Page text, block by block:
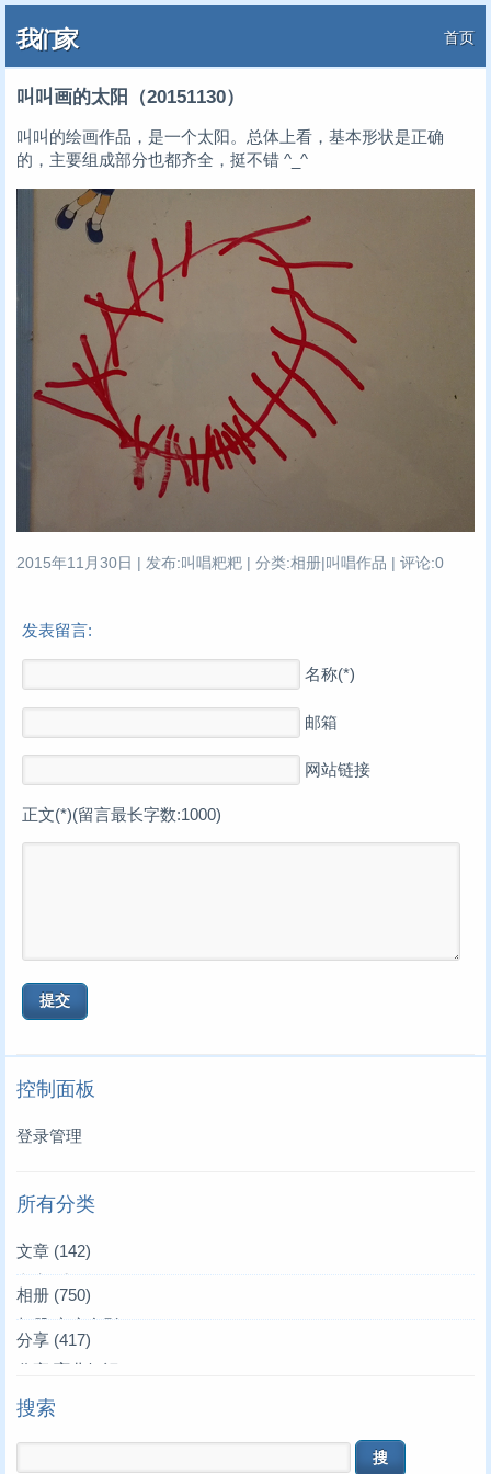
我们家 首页
叫叫画的太阳（20151130）
叫叫的绘画作品，是一个太阳。总体上看，基本形状是正确
的，主要组成部分也都齐全，挺不错 ^_^
2015年11月30日 | 发布:叫唱粑粑 | 分类:相册|叫唱作品 | 评论:0
发表留言:
名称(*)
邮箱
网站链接
正文(*)(留言最长字数:1000)
控制面板
登录管理
所有分类
文章 (142)
文章|爱的记录(3)
文章|叫叫来了(39)
文章|唱唱来了
文章|亲朋好友
相册 (750)
相册|家庭合影(36)
相册|家居生活
相册|叫叫妈妈
分享 (417)
分享|育儿知识
分享|生活常识
搜索